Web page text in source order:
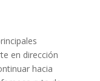
en dirección
hacia